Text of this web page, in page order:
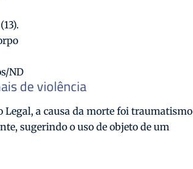
ND
de violência
a causa da morte foi traumatismo
sugerindo o uso de objeto de um